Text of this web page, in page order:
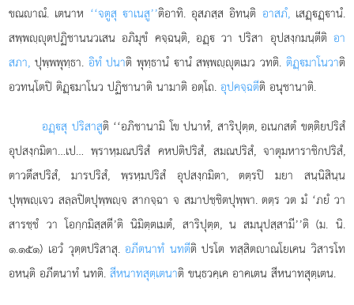
ขณาณํ. เตนาห ‘‘จตูสุ าเนสู’’ติอาทิ. อุสภสฺส อิทนฺติ อาสภํ,เสฏฺฏฺานํ.
สพฺพฺุตปฏิชานนวเสน อภิมุขํ คจฺฉนฺติ, อฏฺ วา ปริสา อุปสงฺกมนฺตีติ อา
สภา, ปุพฺพพุทฺธา. อิทํ ปนาติ พุทฺธานํ านํ สพฺพฺุตเมว วทติ. ติฏฺมาโนวาติ
อวทนฺโตปิ ติฏฺมาโนว ปฏิชานาติ นามาติ อตฺโถ.อุปคจฺฉตีติ อนุชานาติ.
อฏฺสุ ปริสาสูติ ‘‘อภิชานามิ โข ปนาหํ, สาริปุตฺต, อเนกสตํ ขตฺติยปริสํ
อุปสงฺกมิตา…เป… พฺราหฺมณปริสํ คหปติปริสํ, สมณปริสํ, จาตุมหาราชิกปริสํ,
ตาวตึสปริสํ, มารปริสํ, พฺรหฺมปริสํ อุปสงฺกมิตา, ตตฺรปิ มยา สนฺนิสินฺน
ปุพฺพฺเจว สลฺลปิตปุพฺพฺจ สากจฺฉา จ สมาปชฺชิตปุพฺพา. ตตฺร วต มํ ‘ภยํ วา
สารชฺชํ วา โอกฺกมิสฺสตี’ติ นิมิตฺตเมตํ, สาริปุตฺต, น สมนุปสฺสามี’’ติ (ม. นิ.
๑.๑๕๑) เอวํ วุตฺตปริสาสุ.อภีตนาทํ นทตีติ ปรโต ทสฺสิตาณโยเคน วิสารโท
อหนฺติ อภีตนาทํ นทติ.สีหนาทสุตฺเตนาติ ขนฺธวคฺเค อาคเตน สีหนาทสุตฺเตน.